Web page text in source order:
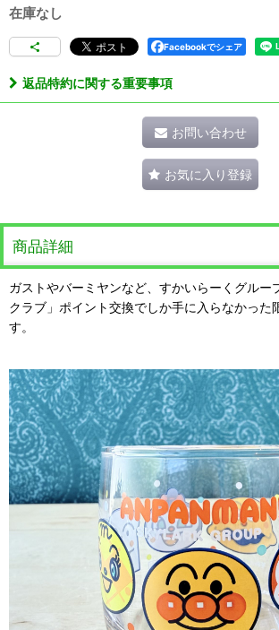
在庫なし
Facebookでシェア
返品特約に関する重要事項
お問い合わせ
お気に入り登録
商品詳細
ガストやバーミヤンなど、すかいらーくグルー
クラブ」ポイント交換でしか手に入らなかった
す。